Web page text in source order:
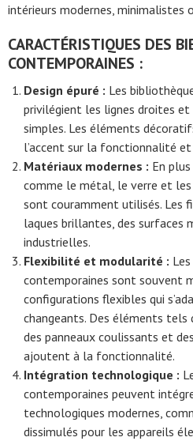
intérieurs modernes, minimalistes
CARACTÉRISTIQUES DES
CONTEMPORAINES :
Design épuré : Les
privilégient les lignes droites
simples. Les éléments
l’accent sur la fonctionnalité
Matériaux modernes : En
comme le métal, le verre et les
sont couramment utilisés. Les
laques brillantes, des surfaces
industrielles.
Flexibilité et modularité :
contemporaines sont souvent
configurations flexibles qui
changeants. Des éléments tels
des panneaux coulissants et
ajoutent à la fonctionnalité.
Intégration technologique :
contemporaines peuvent
technologiques modernes,
dissimulés pour les appareils